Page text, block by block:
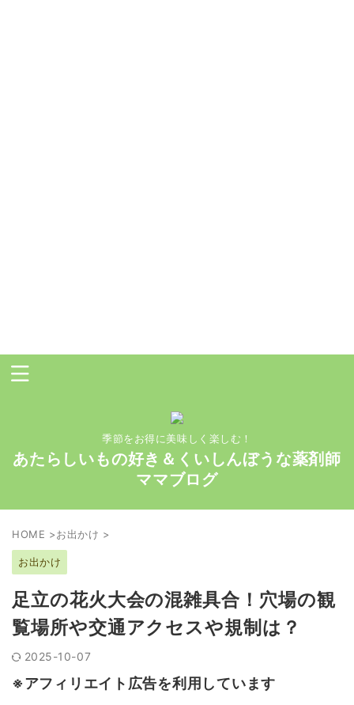
季節をお得に美味しく楽しむ！
あたらしいもの好き＆くいしんぼうな薬剤師
ママブログ
HOME >お出かけ >
お出かけ
足立の花火大会の混雑具合！穴場の観
覧場所や交通アクセスや規制は？
2025-10-07
※アフィリエイト広告を利用しています